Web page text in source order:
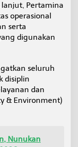
Pertamina
operasional
serta
digunakan
seluruh
disiplin
dan
& Environment)
Nunukan